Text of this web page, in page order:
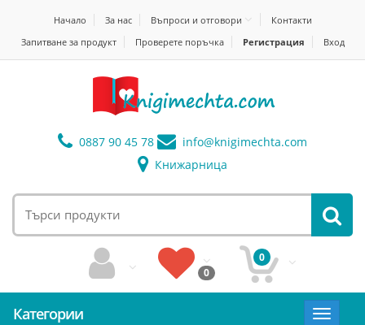
Начало За нас Въпроси и отговори
Контакти
Запитване за продукт
Проверете поръчка Регистрация Вход
0887 90 45 78 info@knigimechta.com
Книжарница
0
0
Категории
Toggle